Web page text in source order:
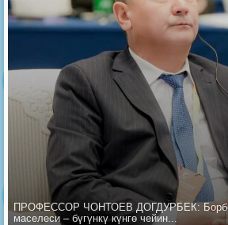
ПРОФЕССОР ЧОНТОЕВ ДОГДУРБЕК:
маселеси – бүгүнкү күнгө чейин...